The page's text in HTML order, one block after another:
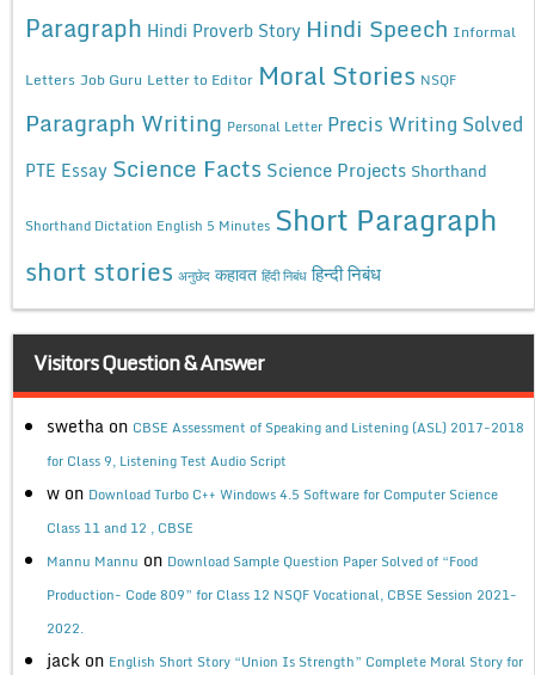
Paragraph Hindi Proverb Story Hindi Speech Informal
Letters Job Guru Letter to Editor Moral Stories NSQF
Paragraph Writing Personal Letter Precis Writing Solved
PTE Essay Science Facts Science Projects Shorthand
Shorthand Dictation English 5 Minutes Short Paragraph
short stories अनुछेद कहावत हिंदी निबंध हिन्दी निबंध
Visitors Question & Answer
swetha on CBSE Assessment of Speaking and Listening (ASL) 2017-2018
for Class 9, Listening Test Audio Script
w on Download Turbo C++ Windows 4.5 Software for Computer Science
Class 11 and 12 , CBSE
Mannu Mannu on Download Sample Question Paper Solved of “Food
Production- Code 809” for Class 12 NSQF Vocational, CBSE Session 2021-
2022.
jack on English Short Story “Union Is Strength” Complete Moral Story for